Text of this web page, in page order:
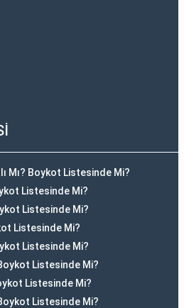
Mı? Boykot Listesinde Mi?
Listesinde Mi?
Listesinde Mi?
Listesinde Mi?
Listesinde Mi?
Listesinde Mi?
Listesinde Mi?
Listesinde Mi?